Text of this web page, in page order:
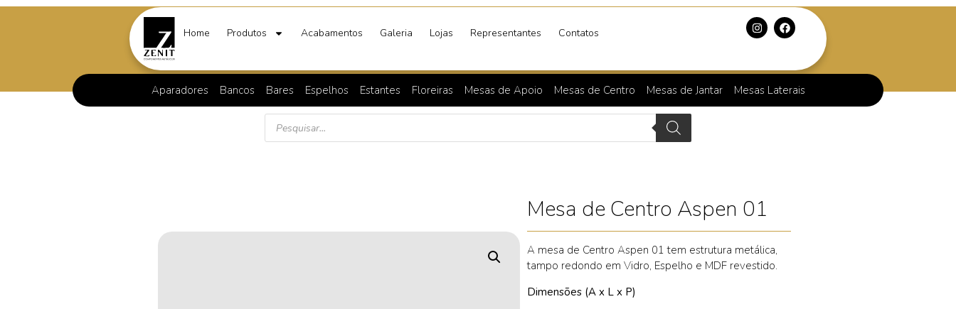
Home Produtos Acabamentos Galeria Lojas Representantes Contatos
Aparadores Bancos Bares Espelhos Estantes Floreiras Mesas de Apoio Mesas de Centro Mesas de Jantar Mesas Laterais
Mesa de Centro Aspen 01
A mesa de Centro Aspen 01 tem estrutura metálica,
tampo redondo em Vidro, Espelho e MDF revestido.
Dimensões (A x L x P)